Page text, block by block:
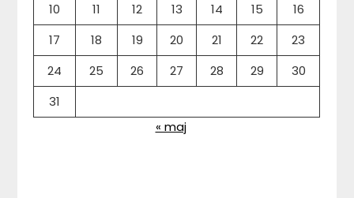
10
11 12 13 14 15
16
17
18 19 20 21 22
23
24
25 26 27 28 29
30
31
« maj